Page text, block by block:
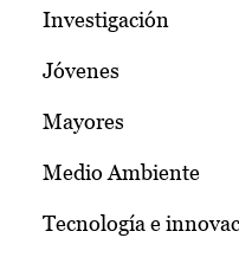
Investigación
Jóvenes
Mayores
Medio Ambiente
Tecnología e